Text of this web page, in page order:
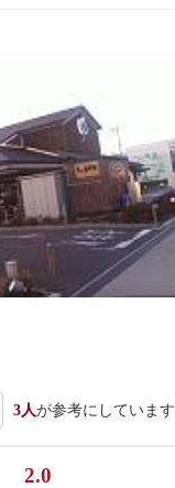
3人が参考にしています
2.0